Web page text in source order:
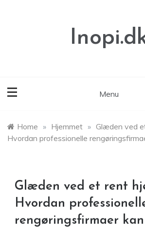
Menu
Home » Hjemmet » Glæden ved
Hvordan professionelle
Glæden ved et rent
Hvordan
rengøringsfirmaer